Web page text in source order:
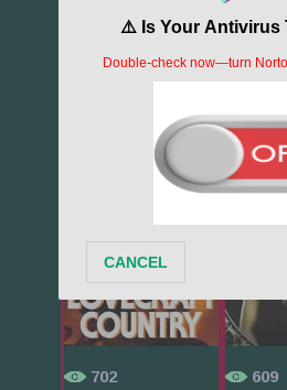
Страна Лавкр...
702 609